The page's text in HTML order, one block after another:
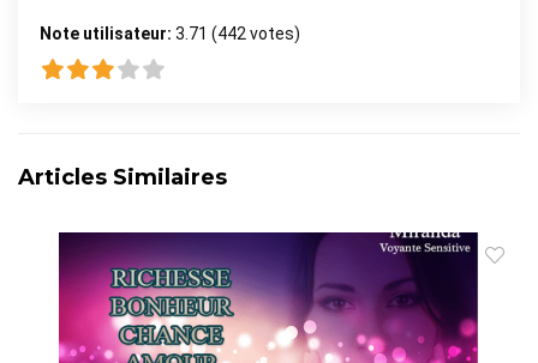
Note utilisateur: 3.71 (442 votes)
Articles Similaires